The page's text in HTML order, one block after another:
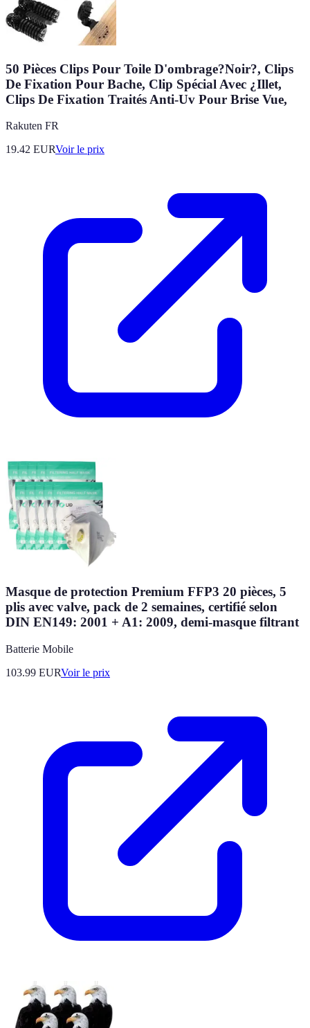
50 Pièces Clips Pour Toile D'ombrage?Noir?, Clips
De Fixation Pour Bache, Clip Spécial Avec ¿Illet,
Clips De Fixation Traités Anti-Uv Pour Brise Vue,
Rakuten FR
19.42 EURVoir le prix
Masque de protection Premium FFP3 20 pièces, 5
plis avec valve, pack de 2 semaines, certifié selon
DIN EN149: 2001 + A1: 2009, demi-masque filtrant
Batterie Mobile
103.99 EURVoir le prix